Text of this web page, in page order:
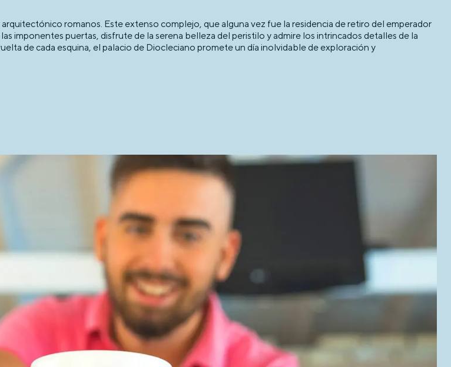
romanos. Este extenso complejo, que alguna vez fue la residencia de retiro del emperador
imponentes puertas, disfrute de la serena belleza del peristilo y admire los intrincados detalles de la
de cada esquina, el palacio de Diocleciano promete un día inolvidable de exploración y